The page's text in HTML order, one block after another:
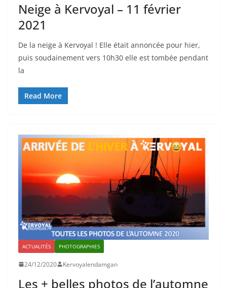
Neige à Kervoyal – 11 février
2021
De la neige à Kervoyal ! Elle était annoncée pour hier,
puis soudainement vers 10h30 elle est tombée pendant
la
Read More
ACTUALITÉS PHOTOGRAPHIES
24/12/2020 Kervoyalendamgan
Les + belles photos de l’automne